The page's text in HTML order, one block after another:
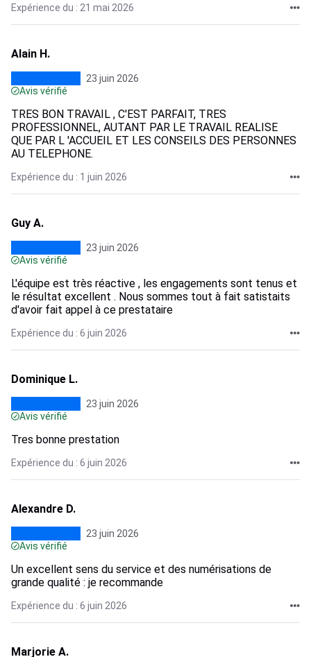
Expérience du : 21 mai 2026
Alain H.
23 juin 2026
Avis vérifié
TRES BON TRAVAIL , C'EST PARFAIT, TRES
PROFESSIONNEL, AUTANT PAR LE TRAVAIL REALISE
QUE PAR L 'ACCUEIL ET LES CONSEILS DES PERSONNES
AU TELEPHONE.
Expérience du : 1 juin 2026
Guy A.
23 juin 2026
Avis vérifié
L'équipe est très réactive , les engagements sont tenus et
le résultat excellent . Nous sommes tout à fait satistaits
d'avoir fait appel à ce prestataire
Expérience du : 6 juin 2026
Dominique L.
23 juin 2026
Avis vérifié
Tres bonne prestation
Expérience du : 6 juin 2026
Alexandre D.
23 juin 2026
Avis vérifié
Un excellent sens du service et des numérisations de
grande qualité : je recommande
Expérience du : 6 juin 2026
Marjorie A.